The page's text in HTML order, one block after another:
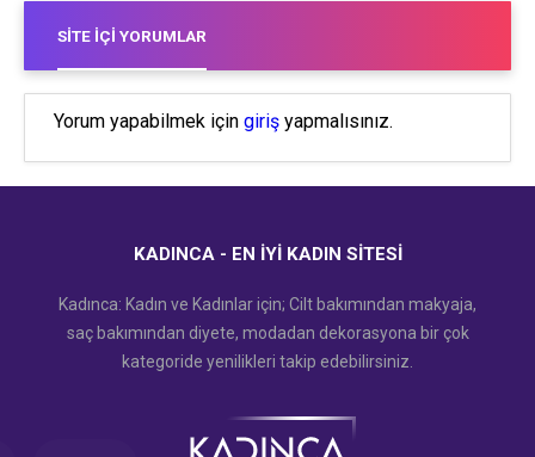
SITE İÇI YORUMLAR
Yorum yapabilmek için giriş yapmalısınız.
KADINCA - EN İYI KADIN SITESI
Kadınca: Kadın ve Kadınlar için; Cilt bakımından makyaja,
saç bakımından diyete, modadan dekorasyona bir çok
kategoride yenilikleri takip edebilirsiniz.